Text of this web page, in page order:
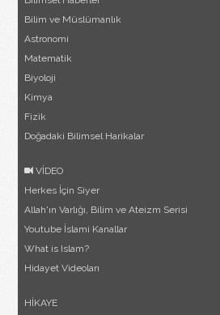
Bilim ve Müslümanlık
Astronomi
Matematik
Biyoloji
Kimya
Fizik
Doğadaki Bilimsel Harikalar
VİDEO
Herkes İçin Siyer
Allah'ın Varlığı, Bilim ve Ateizm Serisi
Youtube İslami Kanallar
What is Islam?
Hidayet Videoları
HİKAYE